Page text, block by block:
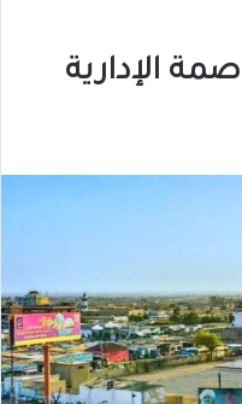
الإدارية